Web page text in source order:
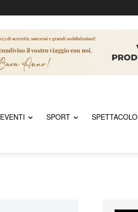
EVENTI SPORT SPETTACOLO